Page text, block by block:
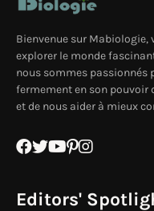
Bienvenue sur
explorer le monde
nous sommes passionnés
fermement en son pouvoir
et de nous aider à mieux
Editors'